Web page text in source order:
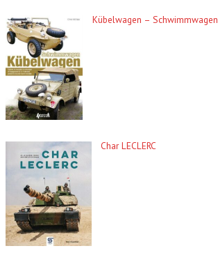
Kübelwagen – Schwimmwagen
Char LECLERC